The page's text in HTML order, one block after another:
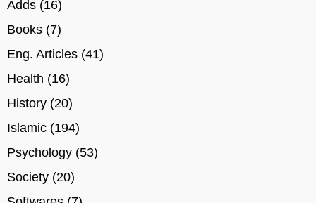
Adds (16)
Books (7)
Eng. Articles (41)
Health (16)
History (20)
Islamic (194)
Psychology (53)
Society (20)